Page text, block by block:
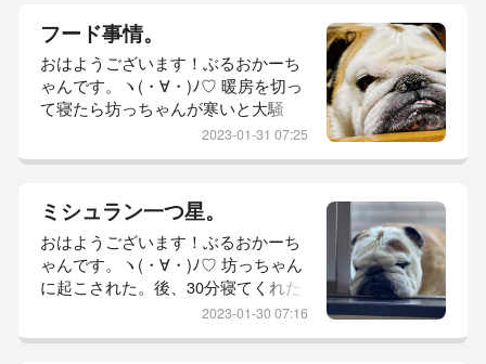
フード事情。
おはようございます！ぶるおかーち
ゃんです。ヽ(・∀・)ﾉ♡ 暖房を切っ
て寝たら坊っちゃんが寒いと大騒
ぎ。自動運転にしておけば良かっ
う！これでこそぶるお地方。南国に
相応しい♡坊っちゃんも、日向ぼっ
こしながら気持ち良さそうなお昼
寝。珍しく、ご飯も食べる気満々。
フード、ようやくベースが安定して
きました。ただ、小粒でね…食べる
の下手くそな...
2023-01-31 07:25
ミシュラン一つ星。
おはようございます！ぶるおかーち
ゃんです。ヽ(・∀・)ﾉ♡ 坊っちゃん
に起こされた。後、30分寝てくれた
ら目覚ましが鳴る時間…朝の30分は
2023-01-30 07:16